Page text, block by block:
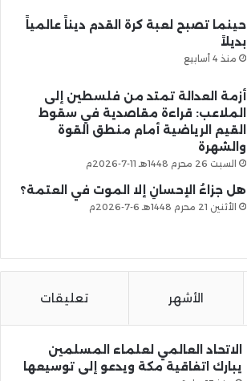
حينما تصبح لعبة كرة القدم ديناً عالمياً
بديلاً
منذ 4 أسابيع
أزمة العدالة تمتد من فلسطين إلى
الملاعب: قراءة مقاصدية في سقوط
القيم الرياضية أمام منطق القوة
والشهرة
السبت 26 محرم 1448هـ 11-7-2026م
هل جزاءُ الإحسانِ إلا الموت في العتمة؟
الأثنين 21 محرم 1448هـ 6-7-2026م
الأشهر تعليقات
الاتحاد العالمي لعلماء المسلمين
يبارك اتفاقية مكة ويدعو إلى توسيعها